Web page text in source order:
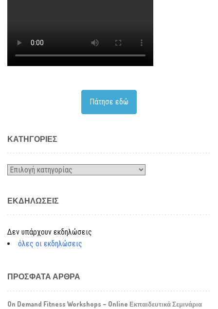
Πάτησε εδώ
KΑΤΗΓΟΡΊΕΣ
Kατηγορίες
ΕΚΔΗΛΏΣΕΙΣ
Δεν υπάρχουν εκδηλώσεις
όλες οι εκδηλώσεις
ΠΡΌΣΦΑΤΑ ΆΡΘΡΑ
On Demand Fitness Workshops – Online Εκπαιδευτικά Σεμινάρια